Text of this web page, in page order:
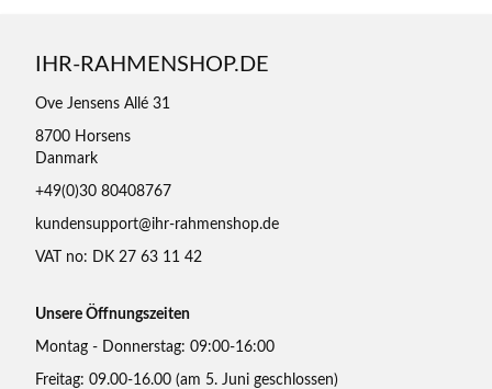
IHR-RAHMENSHOP.DE
Ove Jensens Allé 31
8700 Horsens
Danmark
+49(0)30 80408767
kundensupport@ihr-rahmenshop.de
VAT no: DK 27 63 11 42
Unsere Öffnungszeiten
Montag - Donnerstag: 09:00-16:00
Freitag: 09.00-16.00 (am 5. Juni geschlossen)